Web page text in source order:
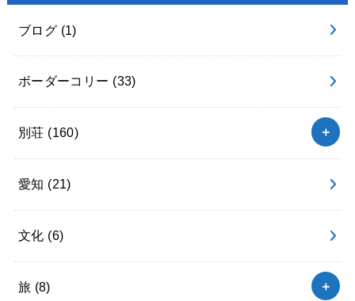
ブログ (1)
ボーダーコリー (33)
別荘 (160)
愛知 (21)
文化 (6)
旅 (8)